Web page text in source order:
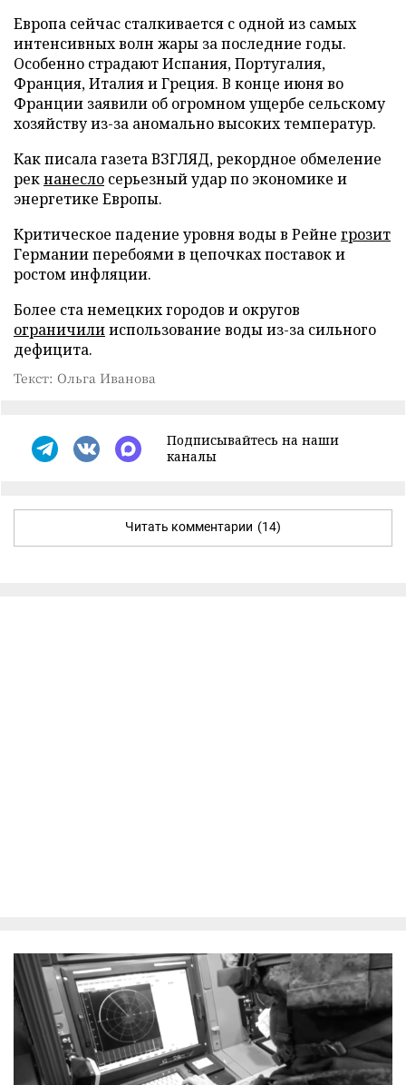
Европа сейчас сталкивается с одной из самых
интенсивных волн жары за последние годы.
Особенно страдают Испания, Португалия,
Франция, Италия и Греция. В конце июня во
Франции заявили об огромном ущербе сельскому
хозяйству из-за аномально высоких температур.
Как писала газета ВЗГЛЯД, рекордное обмеление
рекнанесло серьезный удар по экономике и
энергетике Европы.
Критическое падение уровня воды в Рейне грозит
Германии перебоями в цепочках поставок и
ростом инфляции.
Более ста немецких городов и округов
ограничилииспользование воды из-за сильного
дефицита.
Текст: Ольга Иванова
Подписывайтесь на наши
каналы
Читать комментарии (14)